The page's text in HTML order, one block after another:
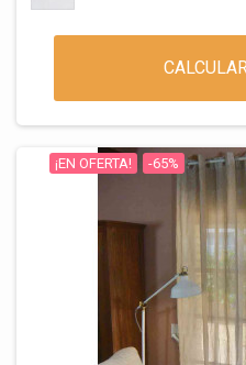
¡EN OFERTA! -65%